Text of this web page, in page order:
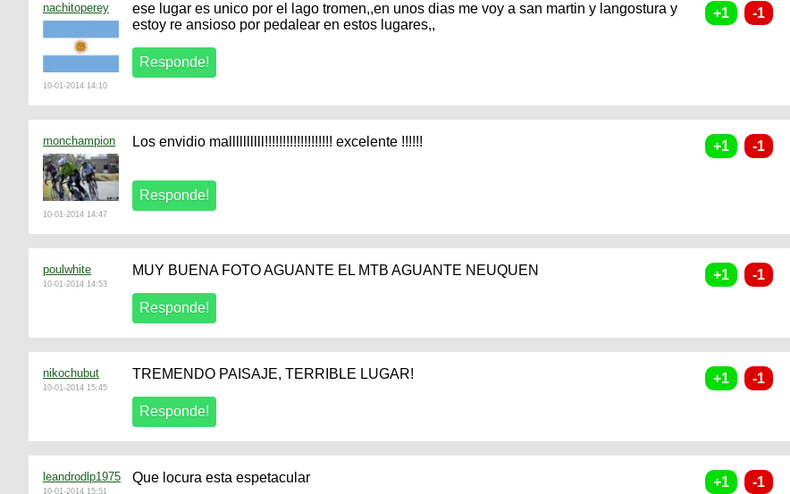
nachitoperey
10-01-2014 14:10
ese lugar es unico por el lago tromen,,en unos dias me voy a san martin y langostura y
estoy re ansioso por pedalear en estos lugares,,
monchampion
10-01-2014 14:47
Los envidio mallllllllll!!!!!!!!!!!!!!!!!!! excelente !!!!!!
poulwhite
10-01-2014 14:53
MUY BUENA FOTO AGUANTE EL MTB AGUANTE NEUQUEN
nikochubut
10-01-2014 15:45
TREMENDO PAISAJE, TERRIBLE LUGAR!
leandrodlp1975
10-01-2014 15:51
Que locura esta espetacular